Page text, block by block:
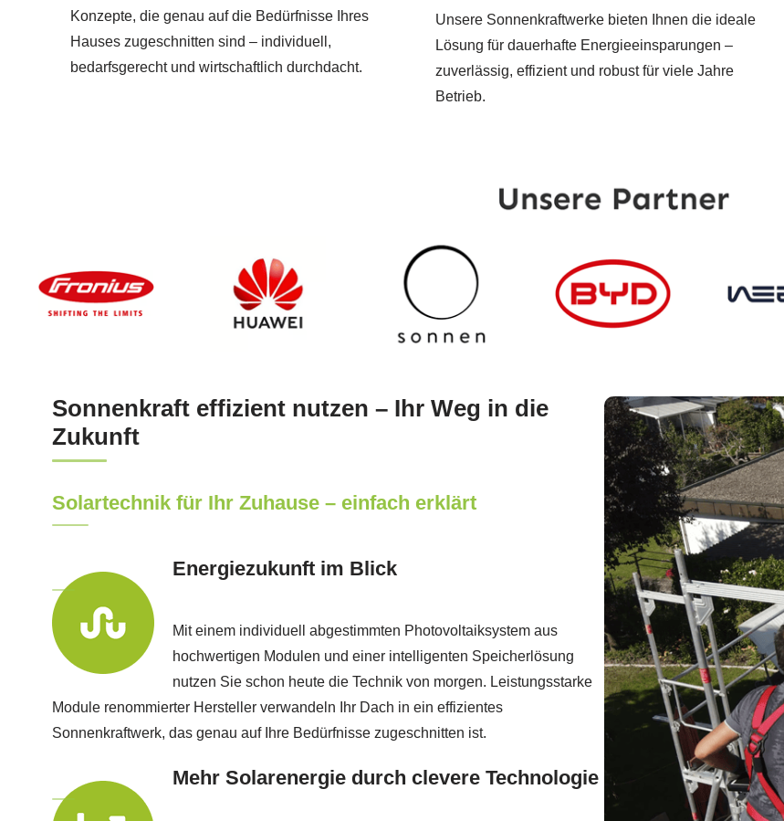
Konzepte, die genau auf die Bedürfnisse Ihres
Hauses zugeschnitten sind – individuell,
bedarfsgerecht und wirtschaftlich durchdacht.
Unsere Sonnenkraftwerke bieten Ihnen die ideale
Lösung für dauerhafte Energieeinsparungen –
zuverlässig, effizient und robust für viele Jahre
Betrieb.
Sonnenkraft effizient nutzen – Ihr Weg in die
Zukunft
Solartechnik für Ihr Zuhause – einfach erklärt
Energiezukunft im Blick
Mit einem individuell abgestimmten Photovoltaiksystem aus
hochwertigen Modulen und einer intelligenten Speicherlösung
nutzen Sie schon heute die Technik von morgen. Leistungsstarke
Module renommierter Hersteller verwandeln Ihr Dach in ein effizientes
Sonnenkraftwerk, das genau auf Ihre Bedürfnisse zugeschnitten ist.
Mehr Solarenergie durch clevere Technologie